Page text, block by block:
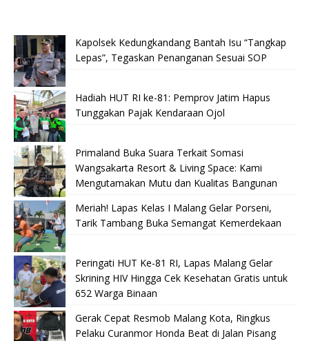
Kapolsek Kedungkandang Bantah Isu “Tangkap
Lepas”, Tegaskan Penanganan Sesuai SOP
Hadiah HUT RI ke-81: Pemprov Jatim Hapus
Tunggakan Pajak Kendaraan Ojol
Primaland Buka Suara Terkait Somasi
Wangsakarta Resort & Living Space: Kami
Mengutamakan Mutu dan Kualitas Bangunan
Meriah! Lapas Kelas I Malang Gelar Porseni,
Tarik Tambang Buka Semangat Kemerdekaan
Peringati HUT Ke-81 RI, Lapas Malang Gelar
Skrining HIV Hingga Cek Kesehatan Gratis untuk
652 Warga Binaan
Gerak Cepat Resmob Malang Kota, Ringkus
Pelaku Curanmor Honda Beat di Jalan Pisang